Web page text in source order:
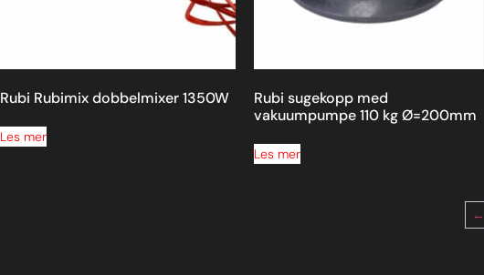
Rubi Rubimix dobbelmixer 1350W
Les mer
Rubi sugekopp med
vakuumpumpe 110 kg Ø=200mm
Les mer
←